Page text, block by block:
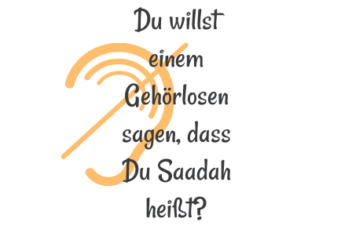
Du willst
einem
Gehörlosen
sagen, dass
Du Saadah
heißt?